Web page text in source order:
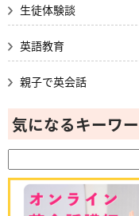
生徒体験談
英語教育
親子で英会話
気になるキーワ